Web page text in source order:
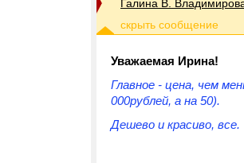
Галина В.
Уважаемая Ирина!
Главное - цена, чем
000рублей, а на 50).
Дешево и красиво, все.